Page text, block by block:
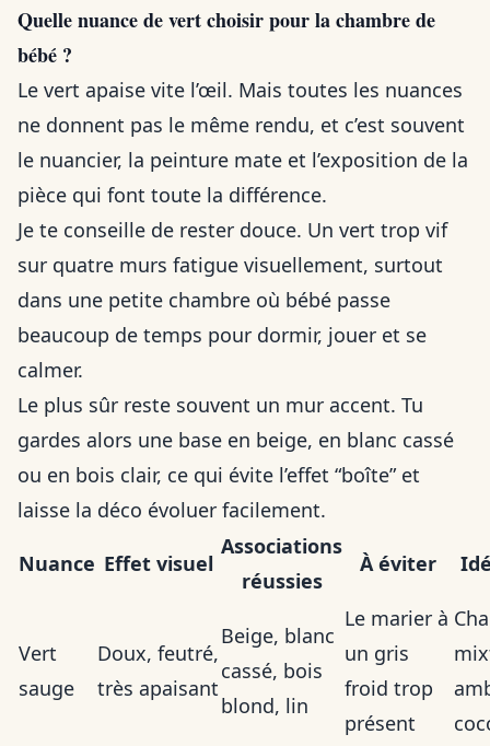
Quelle nuance de vert choisir pour la chambre de
bébé ?
Le vert apaise vite l’œil. Mais toutes les nuances
ne donnent pas le même rendu, et c’est souvent
le nuancier, la peinture mate et l’exposition de la
pièce qui font toute la différence.
Je te conseille de rester douce. Un vert trop vif
sur quatre murs fatigue visuellement, surtout
dans une petite chambre où bébé passe
beaucoup de temps pour dormir, jouer et se
calmer.
Le plus sûr reste souvent un mur accent. Tu
gardes alors une base en beige, en blanc cassé
ou en bois clair, ce qui évite l’effet “boîte” et
laisse la déco évoluer facilement.
Nuance Effet visuel
Associations
réussies
À éviter
Vert
sauge
Doux, feutré,
très apaisant
Beige, blanc
cassé, bois
blond, lin
Le marier à
un gris
froid trop
présent